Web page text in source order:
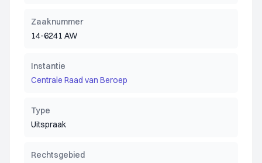
Zaaknummer
14-6241 AW
Instantie
Centrale Raad van Beroep
Type
Uitspraak
Rechtsgebied